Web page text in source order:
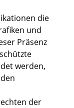
die
und
Präsenz
werden,
der